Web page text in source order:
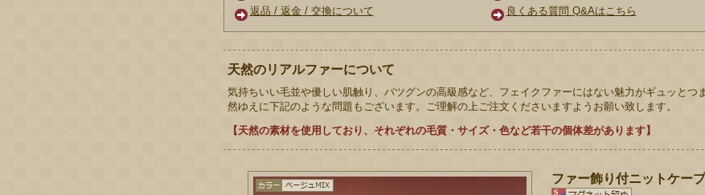
返品 / 返金 / 交換について
良くある質問 Q&Aはこちら
天然のリアルファーについて
気持ちいい毛並や優しい肌触り、バツグンの高級感など、フェイクファーにはない魅力がギュッとつ
然ゆえに下記のような問題もございます。ご理解の上ご注文くださいますようお願い致します。
【天然の素材を使用しており、それぞれの毛質・サイズ・色など若干の個体差があります】
ファー飾り付ニットケー